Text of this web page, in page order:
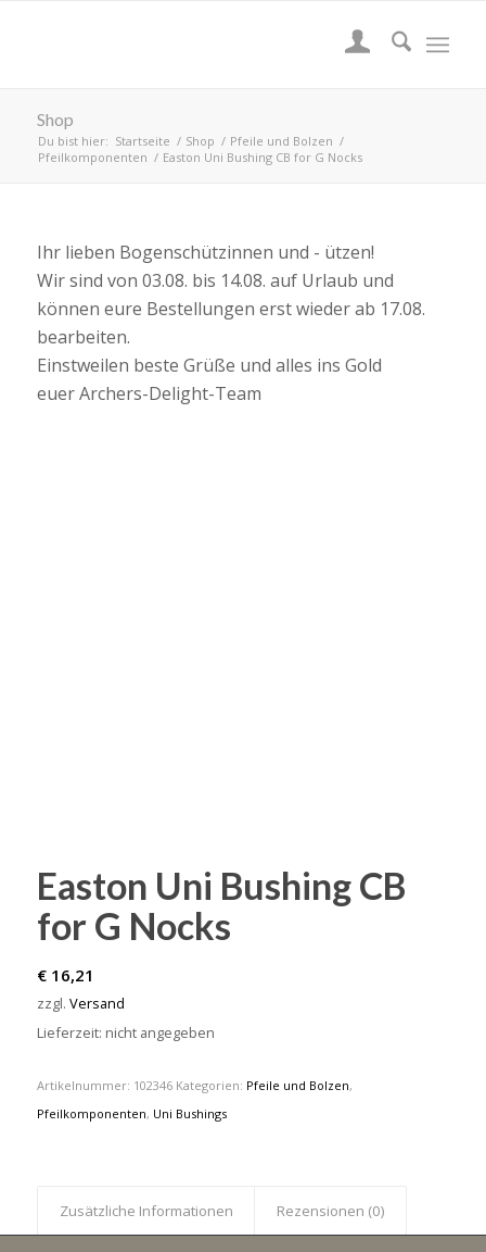
Shop
Du bist hier: Startseite / Shop / Pfeile und Bolzen /
Pfeilkomponenten / Easton Uni Bushing CB for G Nocks
Ihr lieben Bogenschützinnen und - ützen!
Wir sind von 03.08. bis 14.08. auf Urlaub und
können eure Bestellungen erst wieder ab 17.08.
bearbeiten.
Einstweilen beste Grüße und alles ins Gold
euer Archers-Delight-Team
Easton Uni Bushing CB
for G Nocks
€16,21
zzgl. Versand
Lieferzeit: nicht angegeben
Artikelnummer: 102346 Kategorien: Pfeile und Bolzen,
Pfeilkomponenten, Uni Bushings
Zusätzliche Informationen Rezensionen (0)